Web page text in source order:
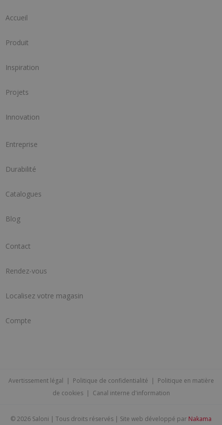
Accueil
Produit
Inspiration
Projets
Innovation
Entreprise
Durabilité
Catalogues
Blog
Contact
Rendez-vous
Localisez votre magasin
Compte
Avertissement légal | Politique de confidentialité | Politique en matière
de cookies| Canal interne d'information
©2026 Saloni | Tous droits réservés | Site web développé par Nakama